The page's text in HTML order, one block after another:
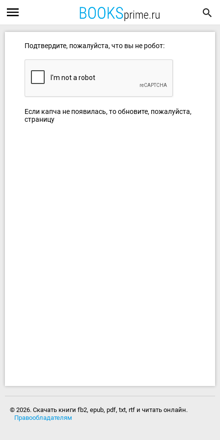
Подтвердите, пожалуйста, что вы не робот:
Если капча не появилась, то обновите, пожалуйста,
страницу
© 2026. Скачать книги fb2, epub, pdf, txt, rtf и читать онлайн.
Правообладателям